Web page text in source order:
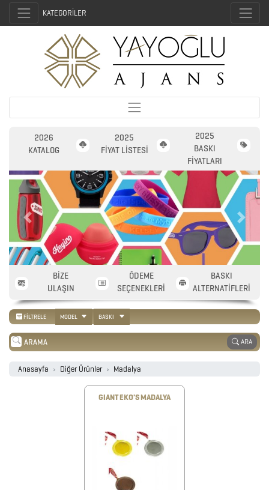
2026
PROMOSYON
AJANDA
2026
PROMOSYON
TAKVİM
ANAHTARLIK
KATEGORİLER
2026
KATALOG
2025
FİYAT LİSTESİ
2025
BASKI
FİYATLARI
Previous Next
BİZE
ULAŞIN
ÖDEME
SEÇENEKLERİ
BASKI
ALTERNATİFLERİ
FİLTRELE MODEL BASKI
ARA
Anasayfa Diğer Ürünler Madalya
GIANT EKO'S MADALYA